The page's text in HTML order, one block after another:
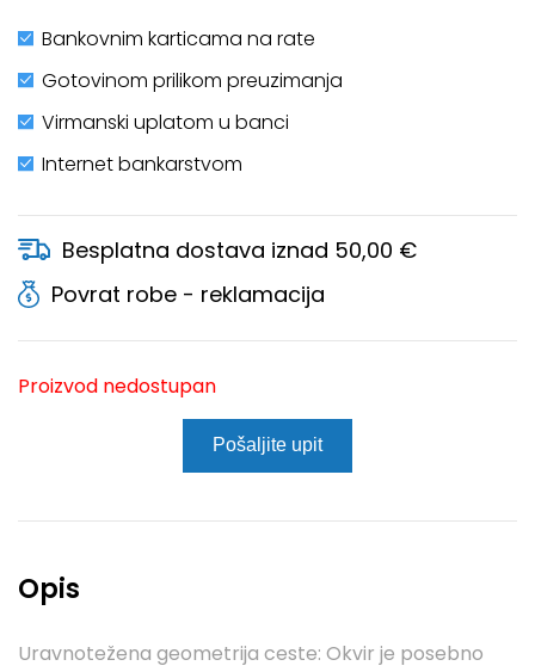
Bankovnim karticama na rate
Gotovinom prilikom preuzimanja
Virmanski uplatom u banci
Internet bankarstvom
Besplatna dostava iznad 50,00 €
Povrat robe - reklamacija
Proizvod nedostupan
Pošaljite upit
Opis
Uravnotežena geometrija ceste: Okvir je posebno